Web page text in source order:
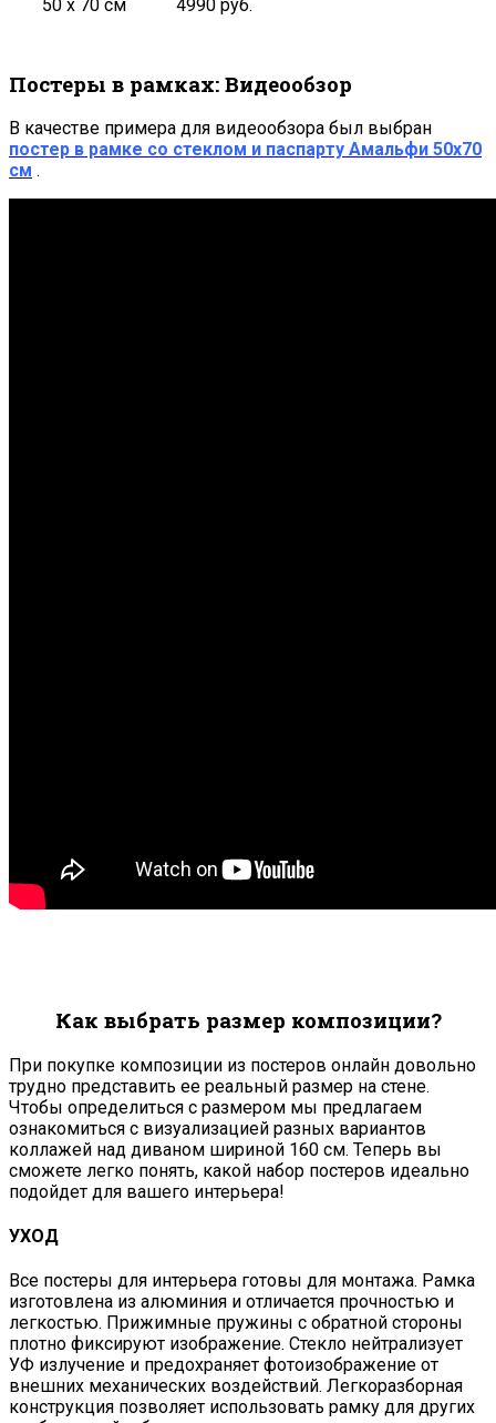
50 х 70 см
4990 руб.
Постеры в рамках: Видеообзор
В качестве примера для видеообзора был выбран
постер в рамке со стеклом и паспарту Амальфи 50х70
см .
Как выбрать размер композиции?
При покупке композиции из постеров онлайн довольно
трудно представить ее реальный размер на стене.
Чтобы определиться с размером мы предлагаем
ознакомиться с визуализацией разных вариантов
коллажей над диваном шириной 160 см. Теперь вы
сможете легко понять, какой набор постеров идеально
подойдет для вашего интерьера!
УХОД
Все постеры для интерьера готовы для монтажа. Рамка
изготовлена из алюминия и отличается прочностью и
легкостью. Прижимные пружины с обратной стороны
плотно фиксируют изображение. Стекло нейтрализует
УФ излучение и предохраняет фотоизображение от
внешних механических воздействий. Легкоразборная
конструкция позволяет использовать рамку для других